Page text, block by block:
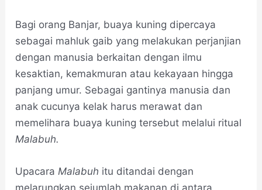
Bagi orang Banjar, buaya kuning dipercaya
sebagai mahluk gaib yang melakukan perjanjian
dengan manusia berkaitan dengan ilmu
kesaktian, kemakmuran atau kekayaan hingga
panjang umur. Sebagai gantinya manusia dan
anak cucunya kelak harus merawat dan
memelihara buaya kuning tersebut melalui ritual
Malabuh.
UpacaraMalabuh itu ditandai dengan